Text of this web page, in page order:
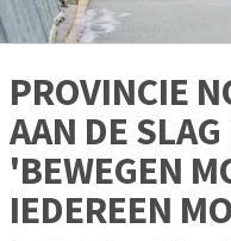
PROVINCIE
AAN DE
'BEWEGEN
IEDEREEN